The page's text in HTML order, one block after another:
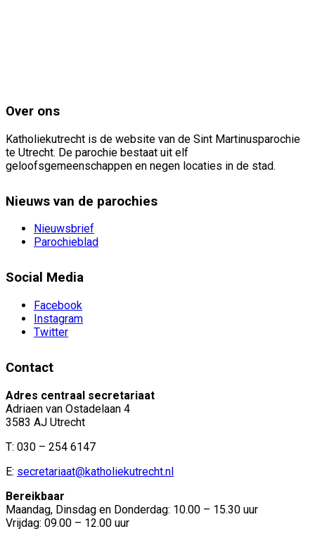
Over ons
Katholiekutrecht is de website van de Sint Martinusparochie
te Utrecht. De parochie bestaat uit elf
geloofsgemeenschappen en negen locaties in de stad.
Nieuws van de parochies
Nieuwsbrief
Parochieblad
Social Media
Facebook
Instagram
Twitter
Contact
Adres centraal secretariaat
Adriaen van Ostadelaan 4
3583 AJ Utrecht
T: 030 – 254 6147
E: secretariaat@katholiekutrecht.nl
Bereikbaar
Maandag, Dinsdag en Donderdag: 10.00 – 15.30 uur
Vrijdag: 09.00 – 12.00 uur